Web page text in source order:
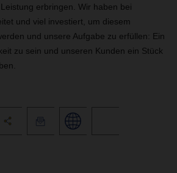
erbringen. Wir haben bei
und viel investiert, um diesem
und unsere Aufgabe zu erfüllen: Ein
zu sein und unseren Kunden ein Stück